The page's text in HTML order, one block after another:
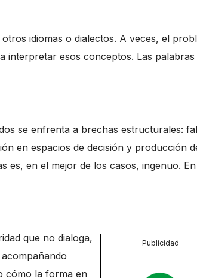
idiomas o dialectos. A veces, el
interpretar esos conceptos. Las
se enfrenta a brechas estructurales:
en espacios de decisión y producción
es, en el mejor de los casos, ingenuo.
Publicidad
que no dialoga,
cómo la forma en